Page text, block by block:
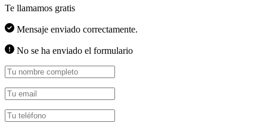
Te llamamos gratis
Mensaje enviado correctamente.
No se ha enviado el formulario